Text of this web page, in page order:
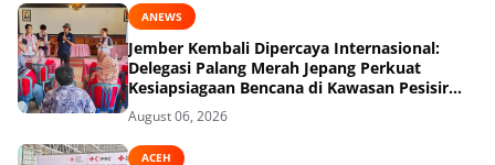
ANEWS
Jember Kembali Dipercaya Internasional:
Delegasi Palang Merah Jepang Perkuat
Kesiapsiagaan Bencana di Kawasan Pesisir
dan Sekolah
August 06, 2026
ACEH